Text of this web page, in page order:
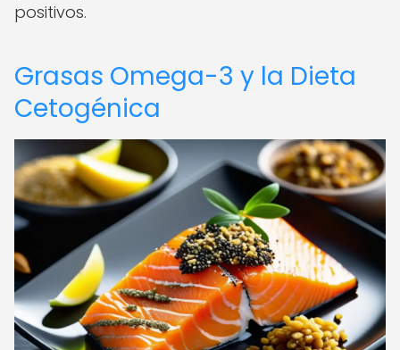
positivos.
Grasas Omega-3 y la Dieta
Cetogénica